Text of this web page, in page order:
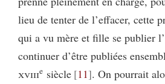
lieu de tenter de l’effacer, cette
qui a vu mère et fille se publier
continuer d’être publiées
xviiie siècle 11 . On pourrait